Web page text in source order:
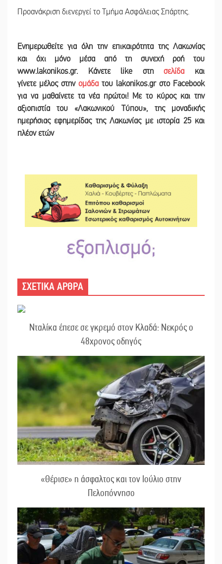
Προανάκριση διενεργεί το Τμήμα Ασφάλειας Σπάρτης.
Ενημερωθείτε για όλη την επικαιρότητα της Λακωνίας
και όχι μόνο μέσα από τη συνεχή ροή του
www.lakonikos.gr. Κάνετε like στησελίδα και
γίνετε μέλος στην ομάδα του lakonikos.gr στο Facebook
για να μαθαίνετε τα νέα πρώτοι! Με το κύρος και την
αξιοπιστία του «Λακωνικού Τύπου», της μοναδικής
ημερήσιας εφημερίδας της Λακωνίας με ιστορία 25 και
πλέον ετών
ΣΧΕΤΙΚΑ ΑΡΘΡΑ
Νταλίκα έπεσε σε γκρεμό στον Κλαδά: Νεκρός ο
48χρονος οδηγός
«Θέρισε» η άσφαλτος και τον Ιούλιο στην
Πελοπόννησο